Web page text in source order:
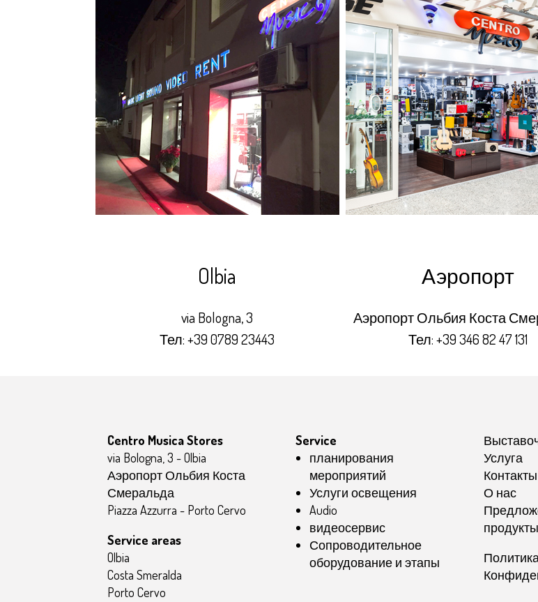
Olbia
via Bologna, 3
Тел:+39 0789 23443
Аэропорт
Аэропорт Ольбия Коста
Тел:+39 346 82 47 131
Centro Musica Stores
via Bologna, 3 - Olbia
Аэропорт Ольбия Коста
Смеральда
Piazza Azzurra - Porto Cervo
Service areas
Olbia
Costa Smeralda
Porto Cervo
Service
планирования
мероприятий
Услуги освещения
Audio
видеосервис
Сопроводительное
оборудование и этапы
Услуга
Контакты
О нас
продукты